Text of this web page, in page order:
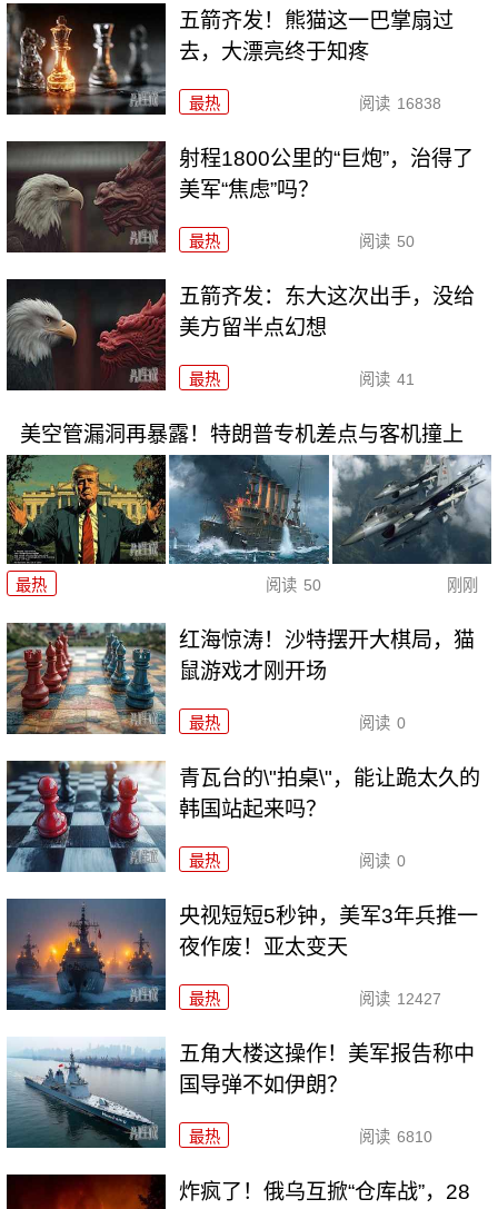
五箭齐发！熊猫这一巴掌扇过
去，大漂亮终于知疼
最热 阅读 16838
射程1800公里的“巨炮”，治得了
美军“焦虑”吗？
最热 阅读 50
五箭齐发：东大这次出手，没给
美方留半点幻想
最热 阅读 41
美空管漏洞再暴露！特朗普专机差点与客机撞上
最热 阅读 50 刚刚
红海惊涛！沙特摆开大棋局，猫
鼠游戏才刚开场
最热 阅读 0
青瓦台的\"拍桌\"，能让跪太久的
韩国站起来吗？
最热 阅读 0
央视短短5秒钟，美军3年兵推一
夜作废！亚太变天
最热 阅读 12427
五角大楼这操作！美军报告称中
国导弹不如伊朗？
最热 阅读 6810
炸疯了！俄乌互掀“仓库战”，28